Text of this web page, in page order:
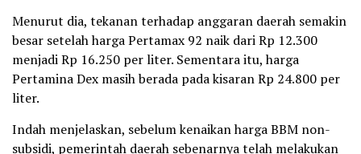
Menurut dia, tekanan terhadap anggaran daerah semakin
besar setelah harga Pertamax 92 naik dari Rp 12.300
menjadi Rp 16.250 per liter. Sementara itu, harga
Pertamina Dex masih berada pada kisaran Rp 24.800 per
liter.
Indah menjelaskan, sebelum kenaikan harga BBM non-
subsidi, pemerintah daerah sebenarnya telah melakukan